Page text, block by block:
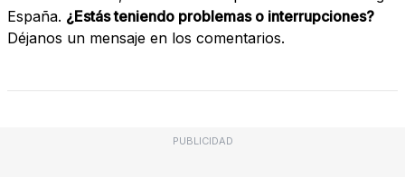
España. ¿Estás teniendo problemas o interrupciones?
Déjanos un mensaje en los comentarios.
PUBLICIDAD